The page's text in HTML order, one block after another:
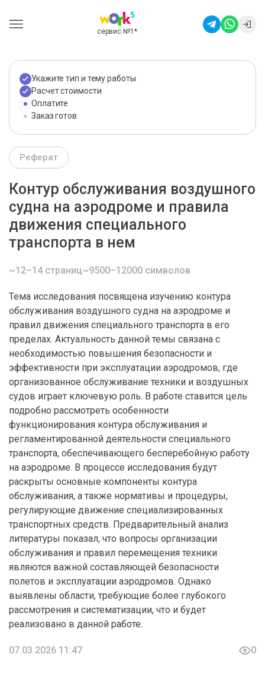
сервис №1 *
Укажите тип и тему работы
Расчет стоимости
Оплатите
Заказ готов
Реферат
Контур обслуживания воздушного
судна на аэродроме и правила
движения специального
транспорта в нем
~12–14 страниц~9500–12000 символов
Тема исследования посвящена изучению контура
обслуживания воздушного судна на аэродроме и
правил движения специального транспорта в его
пределах. Актуальность данной темы связана с
необходимостью повышения безопасности и
эффективности при эксплуатации аэродромов, где
организованное обслуживание техники и воздушных
судов играет ключевую роль. В работе ставится цель
подробно рассмотреть особенности
функционирования контура обслуживания и
регламентированной деятельности специального
транспорта, обеспечивающего бесперебойную работу
на аэродроме. В процессе исследования будут
раскрыты основные компоненты контура
обслуживания, а также нормативы и процедуры,
регулирующие движение специализированных
транспортных средств. Предварительный анализ
литературы показал, что вопросы организации
обслуживания и правил перемещения техники
являются важной составляющей безопасности
полетов и эксплуатации аэродромов. Однако
выявлены области, требующие более глубокого
рассмотрения и систематизации, что и будет
реализовано в данной работе.
07.03.2026 11:47 0